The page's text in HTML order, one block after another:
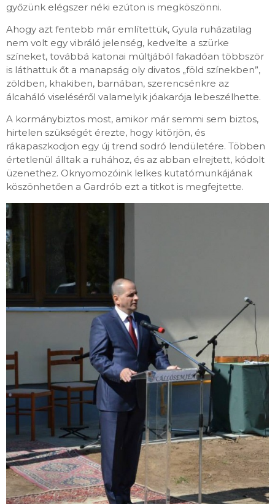
győzünk elégszer néki ezúton is megköszönni.
Ahogy azt fentebb már említettük, Gyula ruházatilag
nem volt egy vibráló jelenség, kedvelte a szürke
színeket, továbbá katonai múltjából fakadóan többször
is láthattuk őt a manapság oly divatos „föld színekben”,
zöldben, khakiben, barnában, szerencsénkre az
álcaháló viseléséről valamelyik jóakarója lebeszélhette.
A kormánybiztos most, amikor már semmi sem biztos,
hirtelen szükségét érezte, hogy kitörjön, és
rákapaszkodjon egy új trend sodró lendületére. Többen
értetlenül álltak a ruhához, és az abban elrejtett, kódolt
üzenethez. Oknyomozóink lelkes kutatómunkájának
köszönhetően a Gardrób ezt a titkot is megfejtette.